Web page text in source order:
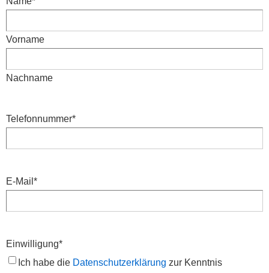
Vorname
Nachname
Telefonnummer*
E-Mail *
Einwilligung*
Ich habe die Datenschutzerklärung zur Kenntnis